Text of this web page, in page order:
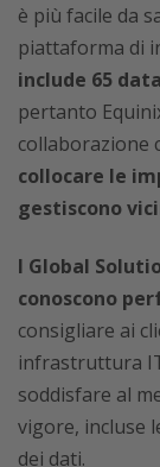
è più facile da
piattaforma di
include 65
pertanto
collaborazione
collocare le
gestiscono
I Global
conoscono
consigliare ai
infrastruttura
soddisfare al
vigore, incluse
dei dati.